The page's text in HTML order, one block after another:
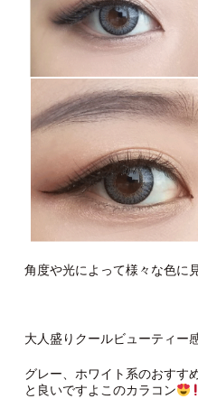
角度や光によって様々な色に
大人盛りクールビューティー
グレー、ホワイト系のおすす
と良いですよこのカラコン